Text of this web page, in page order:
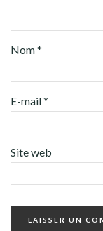
Nom*
E-mail*
Site web